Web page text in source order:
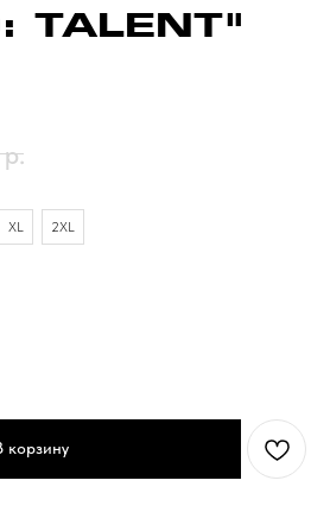
TALENT"
р.
XL 2XL
корзину